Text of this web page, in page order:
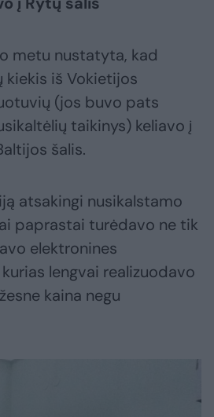
metu nustatyta, kad
iš Vokietijos
(jos buvo pats
taikinys) keliavo į
šalis.
atsakingi nusikalstamo
paprastai turėdavo ne tik
elektronines
lengvai realizuodavo
kaina negu